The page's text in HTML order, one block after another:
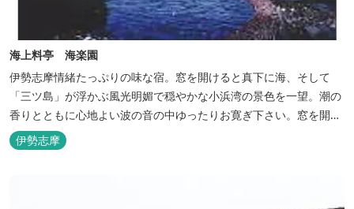
海上料亭 海楽園
伊勢志摩情緒たっぷりの味な宿。窓を開けると真下に海、そして
「三ツ島」が浮かぶ風光明媚で穏やかな小浜湾の景色を一望。潮の
香りとともに心地よい波の音の中ゆったりお寛ぎ下さい。窓を開け
浴衣姿でのんびり太公望！ 部屋から釣りができる「座敷釣り」は当
館ならではの名物。（貸しざお／エサ付要予約） 海水温泉露天風呂
伊勢志摩